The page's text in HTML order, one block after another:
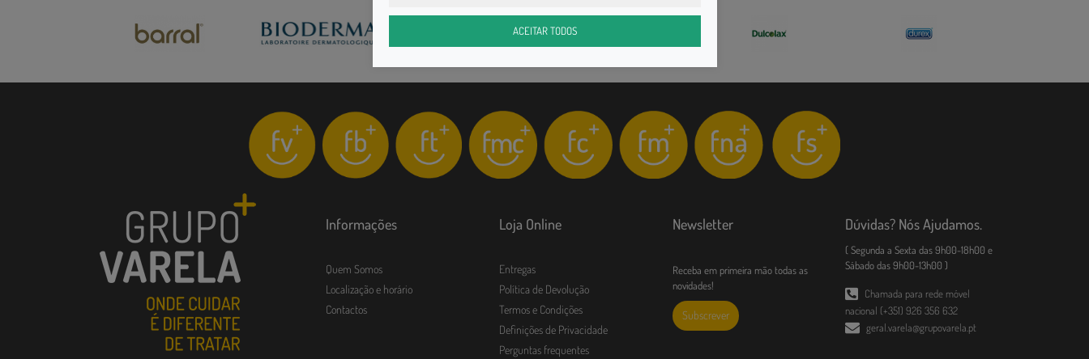
Informações
Quem Somos
Localização e horário
Contactos
Loja Online
Entregas
Política de Devolução
Termos e Condições
Definições de Privacidade
Perguntas frequentes
Newsletter
Receba em primeira mão todas as
novidades!
Subscrever
Dúvidas? Nós Ajudamos.
( Segunda a Sexta das 9h00-18h00 e
Sábado das 9h00-13h00 )
Chamada para rede móvel
nacional (+351) 926 356 632
geral.varela@grupovarela.pt
ACEITAR TODOS